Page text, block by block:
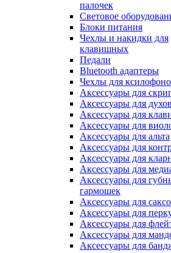
палочек
Световое
Блоки питания
Чехлы и накидки для
клавишных
Педали
Bluetooth адаптеры
Чехлы для
Аксессуары для
Аксессуары для
Аксессуары для
Аксессуары для
Аксессуары для альта
Аксессуары для
Аксессуары для
Аксессуары для
Аксессуары для
гармошек
Аксессуары для
Аксессуары для
Аксессуары для
Аксессуары для
Аксессуары для